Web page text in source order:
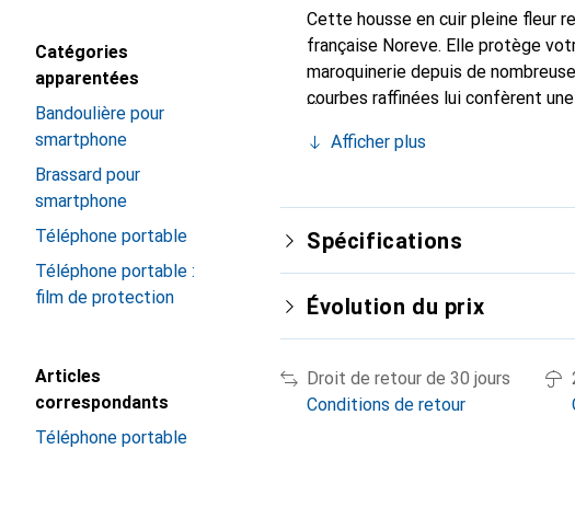
Catégories
apparentées
Bandoulière pour
smartphone
Brassard pour
smartphone
Téléphone portable
Téléphone portable :
film de protection
Articles
correspondants
Téléphone portable
Cette housse en cuir pleine fleur
française Noreve. Elle protège
maroquinerie depuis de
courbes raffinées lui confèrent
est un choix sûr pour une clientèle
Afficher plus
Spécifications
Évolution du prix
Droit de retour de 30 jours
Conditions de retour